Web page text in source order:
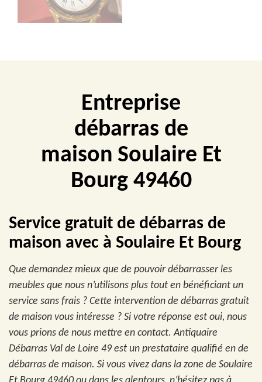
Entreprise
débarras de
maison Soulaire Et
Bourg 49460
Service gratuit de débarras de
maison avec à Soulaire Et Bourg
Que demandez mieux que de pouvoir débarrasser les
meubles que nous n’utilisons plus tout en bénéficiant un
service sans frais ? Cette intervention de débarras gratuit
de maison vous intéresse ? Si votre réponse est oui, nous
vous prions de nous mettre en contact. Antiquaire
Débarras Val de Loire 49 est un prestataire qualifié en de
débarras de maison. Si vous vivez dans la zone de Soulaire